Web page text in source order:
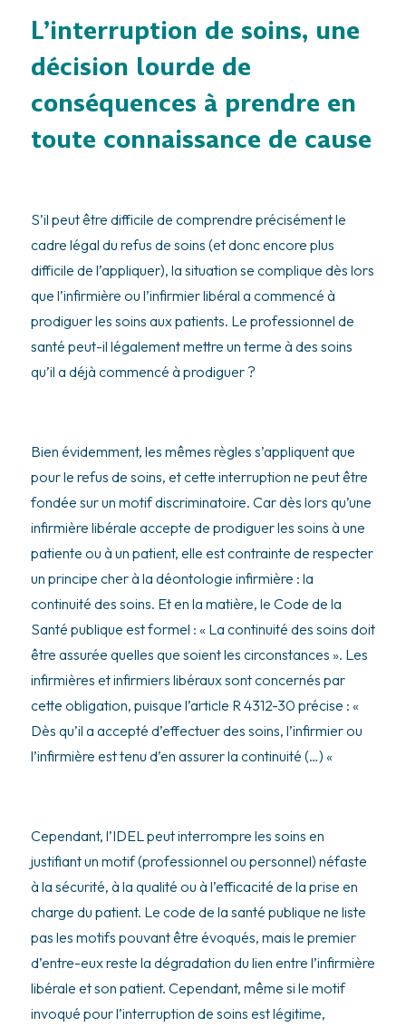
L’interruption de soins, une
décision lourde de
conséquences à prendre en
toute connaissance de cause
S’il peut être difficile de comprendre précisément le
cadre légal du refus de soins (et donc encore plus
difficile de l’appliquer), la situation se complique dès lors
que l’infirmière ou l’infirmier libéral a commencé à
prodiguer les soins aux patients. Le professionnel de
santé peut-il légalement mettre un terme à des soins
qu’il a déjà commencé à prodiguer ?
Bien évidemment, les mêmes règles s’appliquent que
pour le refus de soins, et cette interruption ne peut être
fondée sur un motif discriminatoire. Car dès lors qu’une
infirmière libérale accepte de prodiguer les soins à une
patiente ou à un patient, elle est contrainte de respecter
un principe cher à la déontologie infirmière : la
continuité des soins. Et en la matière, le Code de la
Santé publique est formel : « La continuité des soins doit
être assurée quelles que soient les circonstances ». Les
infirmières et infirmiers libéraux sont concernés par
cette obligation, puisque l’article R 4312-30 précise : «
Dès qu’il a accepté d’effectuer des soins, l’infirmier ou
l’infirmière est tenu d’en assurer la continuité (…) «
Cependant, l’IDEL peut interrompre les soins en
justifiant un motif (professionnel ou personnel) néfaste
à la sécurité, à la qualité ou à l’efficacité de la prise en
charge du patient. Le code de la santé publique ne liste
pas les motifs pouvant être évoqués, mais le premier
d’entre-eux reste la dégradation du lien entre l’infirmière
libérale et son patient. Cependant, même si le motif
invoqué pour l’interruption de soins est légitime,